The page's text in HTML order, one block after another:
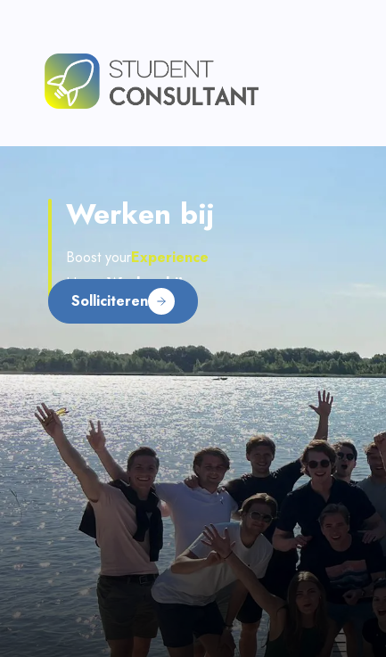
Werken bij
Boost your
Experience CV
Home Werken bij
Solliciteren